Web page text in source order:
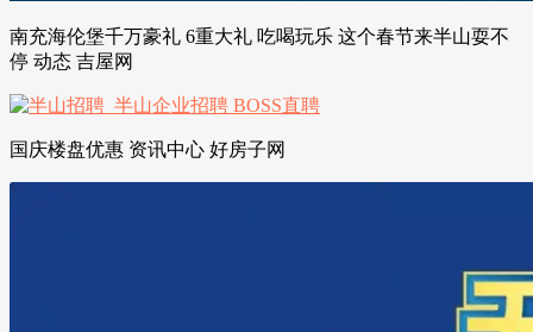
南充海伦堡千万豪礼 6重大礼 吃喝玩乐 这个春节来半山耍不
停 动态 吉屋网
国庆楼盘优惠 资讯中心 好房子网